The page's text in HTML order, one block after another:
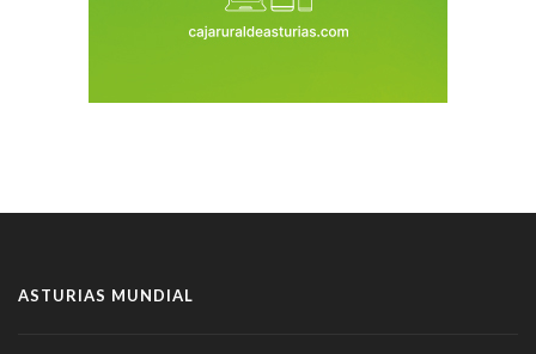
ASTURIAS MUNDIAL